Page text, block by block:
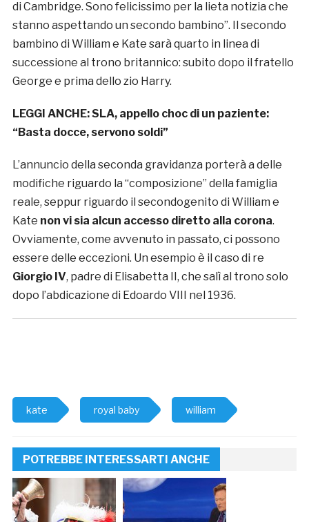
di Cambridge. Sono felicissimo per la lieta notizia che
stanno aspettando un secondo bambino”. Il secondo
bambino di William e Kate sarà quarto in linea di
successione al trono britannico: subito dopo il fratello
George e prima dello zio Harry.
LEGGI ANCHE:SLA, appello choc di un paziente:
“Basta docce, servono soldi”
L’annuncio della seconda gravidanza porterà a delle
modifiche riguardo la “composizione” della famiglia
reale, seppur riguardo il secondogenito di William e
Kate non vi sia alcun accesso diretto alla corona.
Ovviamente, come avvenuto in passato, ci possono
essere delle eccezioni. Un esempio è il caso di re
Giorgio IV, padre di Elisabetta II, che salì al trono solo
dopo l’abdicazione di Edoardo VIII nel 1936.
kate royal baby william
POTREBBE INTERESSARTI ANCHE